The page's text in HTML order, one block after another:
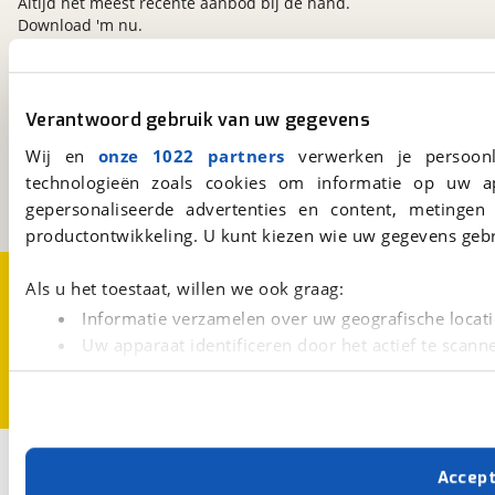
Verantwoord gebruik van uw gegevens
Wij en onze 1022 partners verwerken je
technologieën zoals cookies om informatie op
gepersonaliseerde advertenties en content,
productontwikkeling. U kunt kiezen wie uw gegevens
Als u het toestaat, willen we ook graag:
Informatie verzamelen over uw geografische
Uw apparaat identificeren door het actief te
Lees meer over hoe uw persoonlijke gegevens worden
Met cookies en vergelijkbare technieken zorgen we
cookies zorgen ervoor dat de website goed werkt.
viaBOVAG.nl
3981 AJ
Bunnik
Een initiatief van
BOVAG
Download 'm nu.
CookievoorkeurenVacatures